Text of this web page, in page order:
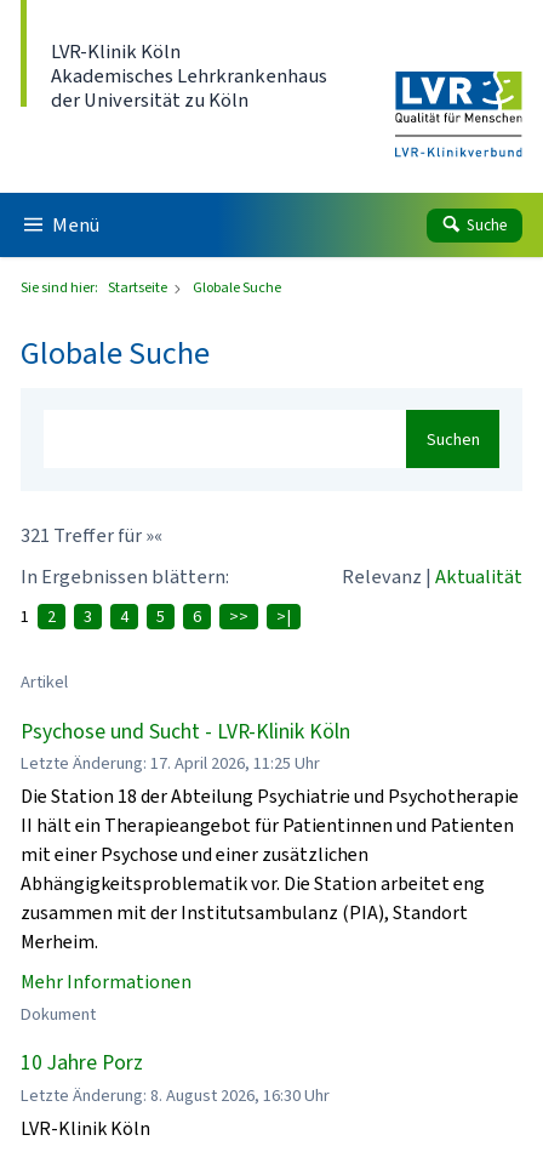
LVR-Klinik Köln
Akademisches Lehrkrankenhaus
der Universität zu Köln
Menü Suche
Sie sind hier: Startseite Globale Suche
Globale Suche
Suchen
321 Treffer für »«
In Ergebnissen blättern:
Relevanz | Aktualität
1 2 3 4 5 6 >> >|
Artikel
Psychose und Sucht - LVR-Klinik Köln
Letzte Änderung: 17. April 2026, 11:25 Uhr
Die Station 18 der Abteilung Psychiatrie und Psychotherapie
II hält ein Therapieangebot für Patientinnen und Patienten
mit einer Psychose und einer zusätzlichen
Abhängigkeitsproblematik vor. Die Station arbeitet eng
zusammen mit der Institutsambulanz (PIA), Standort
Merheim.
Mehr Informationen
Dokument
10 Jahre Porz
Letzte Änderung: 8. August 2026, 16:30 Uhr
LVR-Klinik Köln